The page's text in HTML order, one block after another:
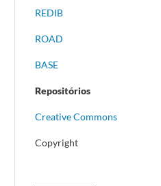
REDIB
ROAD
BASE
Repositórios
Creative Commons
Copyright